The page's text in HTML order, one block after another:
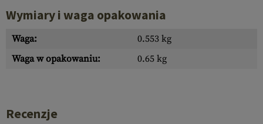
Wymiary i waga opakowania
Waga:
0.553 kg
Waga w opakowaniu:
0.65 kg
Recenzje